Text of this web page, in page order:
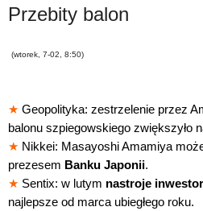
Przebity balon
(wtorek, 7-02, 8:50)
★ Geopolityka: zestrzelenie przez
balonu szpiegowskiego zwiększyło
★ Nikkei: Masayoshi Amamiya
prezesem Banku Japonii.
★ Sentix: w lutym nastroje
najlepsze od marca ubiegłego roku.